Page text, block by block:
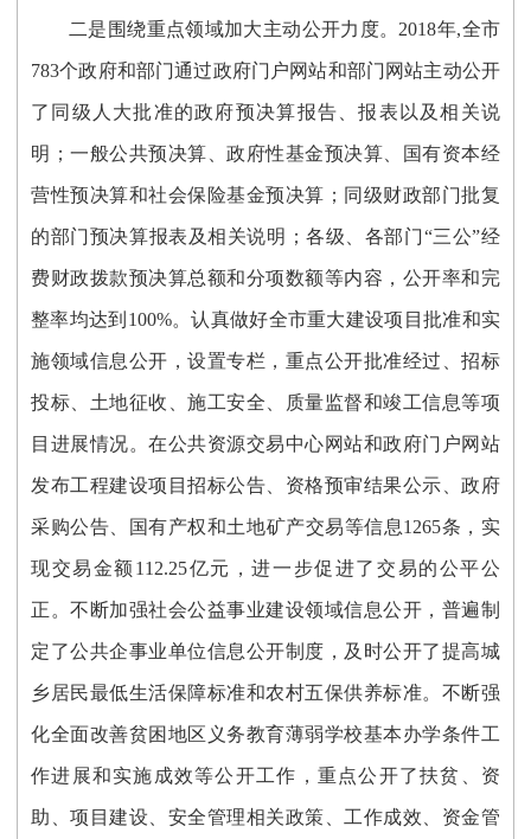
二是围绕重点领域加大主动公开力度。 2018年,全市
783个政府和部门通过政府门户网站和部门网站主动公开
了 同级人大批准的政府预决算报告、报表以及相关说
明 ； 一般公共预决算、政府性基金预决算、国有资本经
营性预决算和社会保险基金预决算 ； 同级财政部门批复
的部门预决算报表及相关说明；各级、各部门“三公”经
费财政拨款预决算总额和分项数额等内容，公开率和完
整率均达到 100%。认真做好全市重大建设项目批准和实
施领域信息公开，设置专栏，重点公开批准经过、招标
投标、土地征收、施工安全、质量监督和竣工信息等项
目进展情况。在公共资源交易中心网站和政府门户网站
发布工程建设项目招标公告、资格预审结果公示、政府
采购公告、国有产权和土地矿产交易等信息1265条，实
现交易金额112.25亿元，进一步促进了交易的公平公
正。不断加强社会公益事业建设领域信息公开，普遍制
定了公共企事业单位信息公开制度， 及时公开了提高城
乡居民最低生活保障标准和农村五保供养标准。 不断强
化全面改善贫困地区义务教育薄弱学校基本办学条件工
作进展和实施成效等公开工作，重点公开了扶贫、资
助、项目建设、安全管理相关政策、工作成效、资金管